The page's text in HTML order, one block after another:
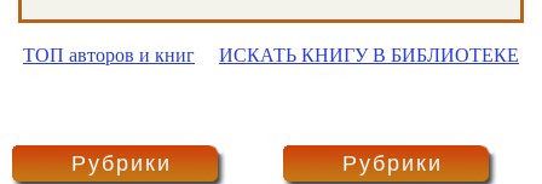
ТОП авторов и книг ИСКАТЬ КНИГУ В БИБЛИОТЕКЕ
Рубрики Рубрики